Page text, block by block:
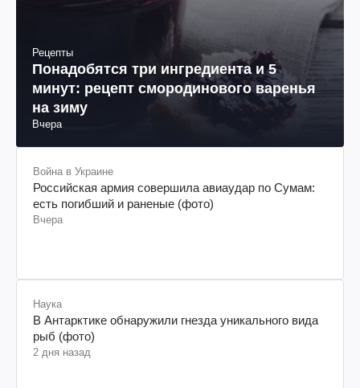
Рецепты
Понадобятся три ингредиента и 5
минут: рецепт смородинового варенья
на зиму
Вчера
Война в Украине
Российская армия совершила авиаудар по Сумам:
есть погибший и раненые (фото)
Вчера
Наука
В Антарктике обнаружили гнезда уникального вида
рыб (фото)
2 дня назад